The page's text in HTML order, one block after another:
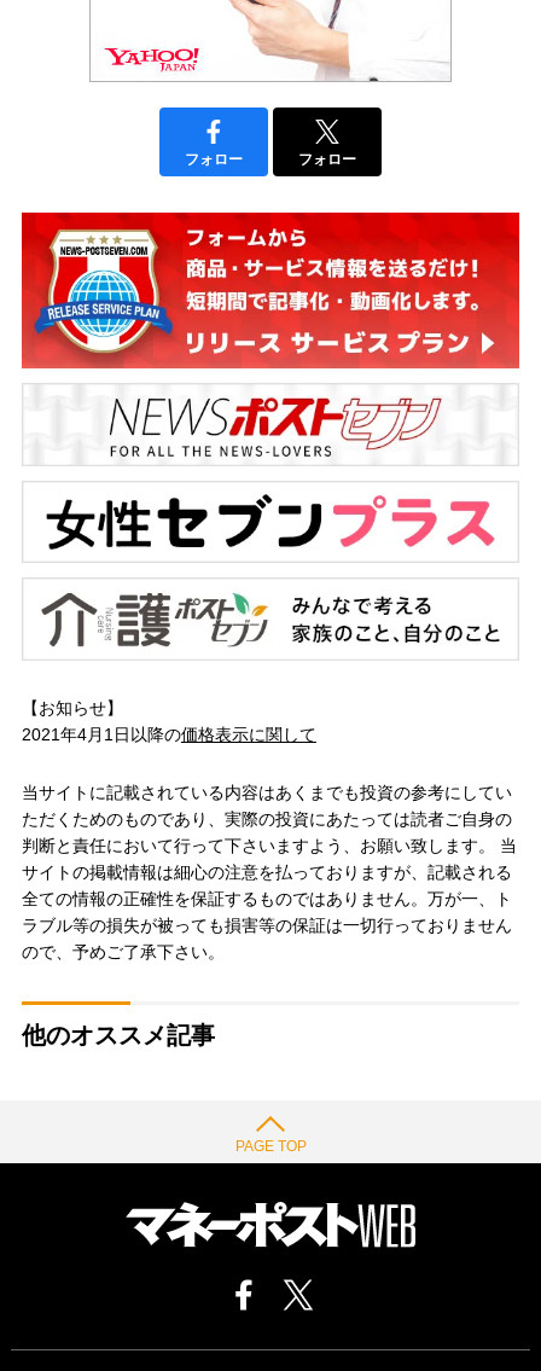
フォロー フォロー
【お知らせ】
2021年4月1日以降の価格表示に関して
当サイトに記載されている内容はあくまでも投資の参考にしてい
ただくためのものであり、実際の投資にあたっては読者ご自身の
判断と責任において行って下さいますよう、お願い致します。 当
サイトの掲載情報は細心の注意を払っておりますが、記載される
全ての情報の正確性を保証するものではありません。万が一、ト
ラブル等の損失が被っても損害等の保証は一切行っておりません
ので、予めご了承下さい。
他のオススメ記事
PAGE TOP